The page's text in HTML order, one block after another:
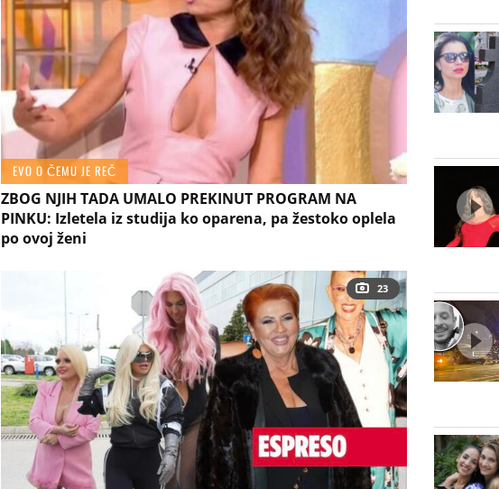
EVO O ČEMU JE REČ
ZBOG NJIH TADA UMALO PREKINUT PROGRAM NA
PINKU: Izletela iz studija ko oparena, pa žestoko oplela
po ovoj ženi
23